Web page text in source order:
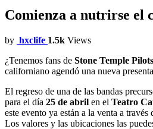
Comienza a nutrirse el
by hxclife 1.5k Views
¿Tenemos fans de Stone Temple Pilots
californiano agendó una nueva
El regreso de una de las bandas
para el día 25 de abril en el Teatro
este evento ya están a la venta a través
Los valores y las ubicaciones las